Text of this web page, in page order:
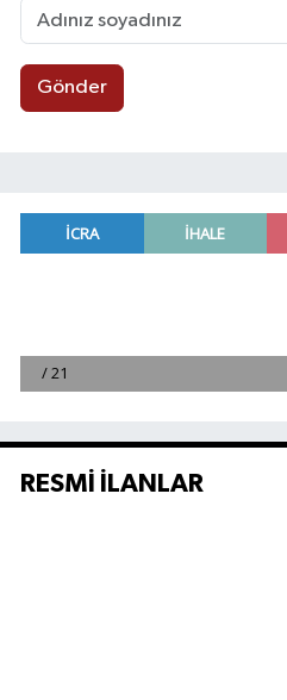
Gönder
RESMİ İLANLAR